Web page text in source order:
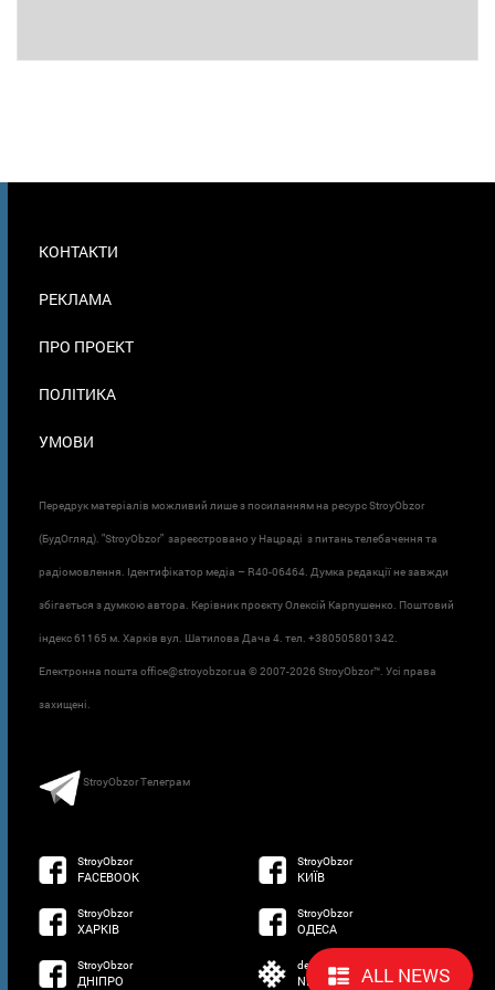
ALL NEWS
В
КОНТАКТИ
РЕКЛАМА
ПРО ПРОЕКТ
ПОЛІТИКА
УМОВИ
Передрук матеріалів можливий лише з посиланням на ресурс StroyObzor
(БудОгляд). "StroyObzor" зареєстровано у Нацраді з питань телебачення та
радіомовлення. Ідентифікатор медіа – R40-06464. Думка редакції не завжди
збігається з думкою автора. Керівник проєкту Олексій Карпушенко. Поштовий
індекс 61165 м. Харків вул. Шатилова Дача 4. тел. +380505801342.
Електронна пошта office@stroyobzor.ua © 2007-2026 StroyObzor™. Усі права
захищені.
StroyObzor Телеграм
StroyObzor
FACEBOOK
StroyObzor
КИЇВ
StroyObzor
ХАРКІВ
StroyObzor
ОДЕСА
StroyObzor
ДНІПРО
developed by
NETSOFTWARE